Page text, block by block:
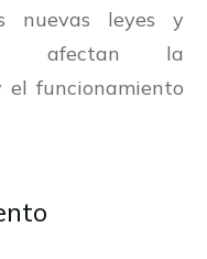
leyes y
afectan la
funcionamiento